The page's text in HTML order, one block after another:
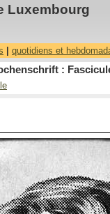
Luxembourg
quotidiens et
: